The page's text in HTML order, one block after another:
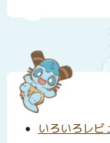
いろいろレビ